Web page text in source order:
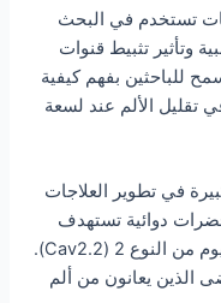
تستخدم في البحث
وتأثير تثبيط قنوات
للباحثين بفهم كيفية
تقليل الألم عند لسعة
في تطوير العلاجات
دوائية تستهدف
قنوات الكالسيوم المعتمدة على الكالسيوم من النوع 2 (Cav2.2).
الذين يعانون من ألم